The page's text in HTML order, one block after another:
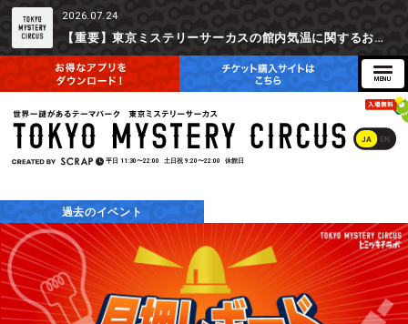
2026.07.24
【重要】東京ミステリーサーカスの館内気温に関するお詫びとご参加辞退時の返金対応について
JA EN
平日 11:30〜22:00 土日祝 9:20〜22:00 休館日
過去のイベント